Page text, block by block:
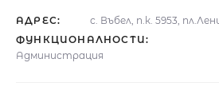
АДРЕС:
с. Въбел, п.к. 5953,
ФУНКЦИОНАЛНОСТИ:
Администрация